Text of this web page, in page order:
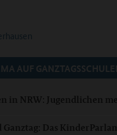
AUF
in NRW: Jugendlichen
Das